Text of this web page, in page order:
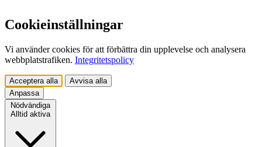
Cookieinställningar
Vi använder cookies för att förbättra din upplevelse och analysera
webbplatstrafiken. Integritetspolicy
Acceptera alla
Avvisa alla
Anpassa
Nödvändiga
Alltid aktiva